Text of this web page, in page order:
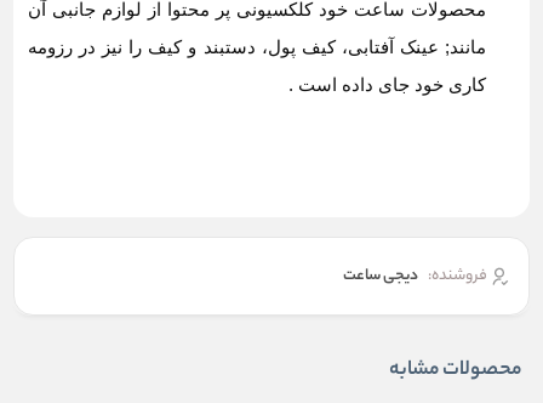
محصولات ساعت خود کلکسیونی پر محتوا از لوازم جانبی آن
مانند; عینک آفتابی، کیف پول، دستبند و کیف را نیز در رزومه
کاری خود جای داده است .
فروشنده: دیجی ساعت
محصولات مشابه